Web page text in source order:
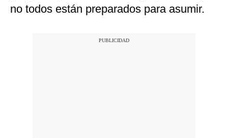
no todos están preparados para asumir.